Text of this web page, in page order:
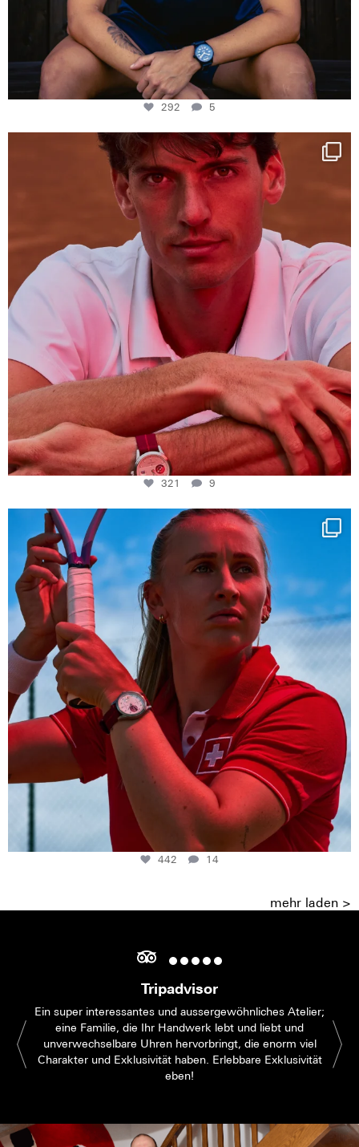
292 5
One last dance at home
This week at...
321
9
321 9
Determination, elegance and Swiss precision —
442
14
442 14
mehr laden >
Tripadvisor
Ein super interessantes und aussergewöhnliches Atelier;
eine Familie, die Ihr Handwerk lebt und liebt und
unverwechselbare Uhren hervorbringt, die enorm viel
Charakter und Exklusivität haben. Erlebbare Exklusivität
eben!